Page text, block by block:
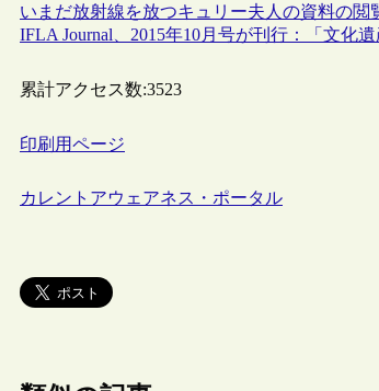
いまだ放射線を放つキュリー夫人の資料の閲
IFLA Journal、2015年10月号が刊行：「文化
累計アクセス数:3523
印刷用ページ
カレントアウェアネス・ポータル